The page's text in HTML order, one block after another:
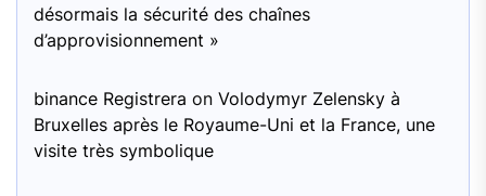
désormais la sécurité des chaînes
d’approvisionnement »
binance Registrera on Volodymyr Zelensky à
Bruxelles après le Royaume-Uni et la France, une
visite très symbolique